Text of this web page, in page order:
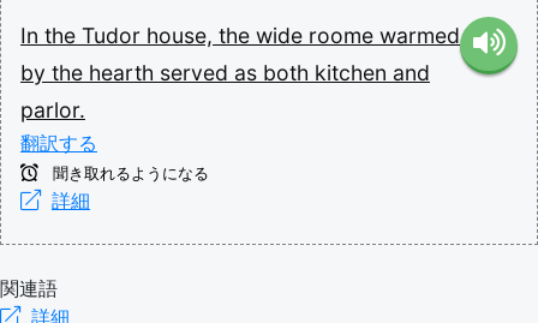
In the Tudor house, the wide roome warmed
by the hearth served as both kitchen and
parlor.
翻訳する
聞き取れるようになる
詳細
関連語
詳細